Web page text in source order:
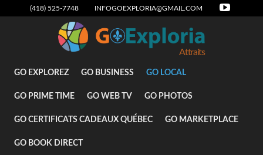
(418) 525-7748 INFOGOEXPLORIA@GMAIL.COM
Attraits
GO EXPLOREZ GO BUSINESS GO LOCAL
GO PRIME TIME GO WEB TV GO PHOTOS
GO CERTIFICATS CADEAUX QUÉBEC GO MARKETPLACE
GO BOOK DIRECT